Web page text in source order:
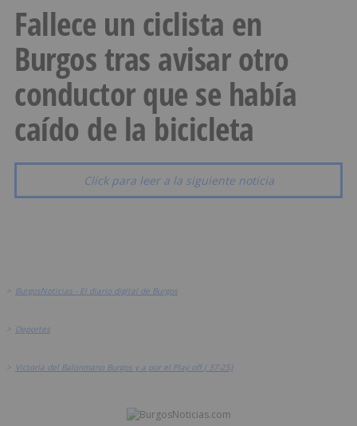
Fallece un ciclista en
Burgos tras avisar otro
conductor que se había
caído de la bicicleta
Click para leer a la siguiente noticia
> BurgosNoticias - El diario digital de Burgos
> Deportes
> Victoria del Balonmano Burgos y a por el Play off ( 37-25)